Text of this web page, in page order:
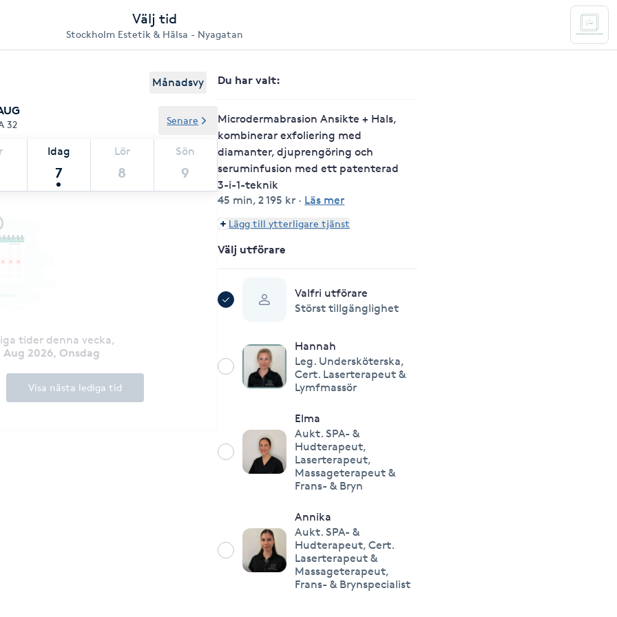
Välj tid
Stockholm Estetik & Hälsa - Nyagatan
Månadsvy
32
Idag
7
Lör
8
Sön
9
Senare
tider denna vecka,
Aug 2026, Onsdag
Visa nästa lediga tid
Du har valt:
Microdermabrasion Ansikte + Hals,
kombinerar exfoliering med
diamanter, djuprengöring och
seruminfusion med ett patenterad
3-i-1-teknik
45 min,2 195 kr · Läs mer
Lägg till ytterligare tjänst
Välj utförare
Valfri utförare
Störst tillgänglighet
Hannah
Leg. Undersköterska,
Cert. Laserterapeut &
Lymfmassör
Elma
Aukt. SPA- &
Hudterapeut,
Laserterapeut,
Massageterapeut &
Frans- & Bryn
Annika
Aukt. SPA- &
Hudterapeut, Cert.
Laserterapeut &
Massageterapeut,
Frans- & Brynspecialist